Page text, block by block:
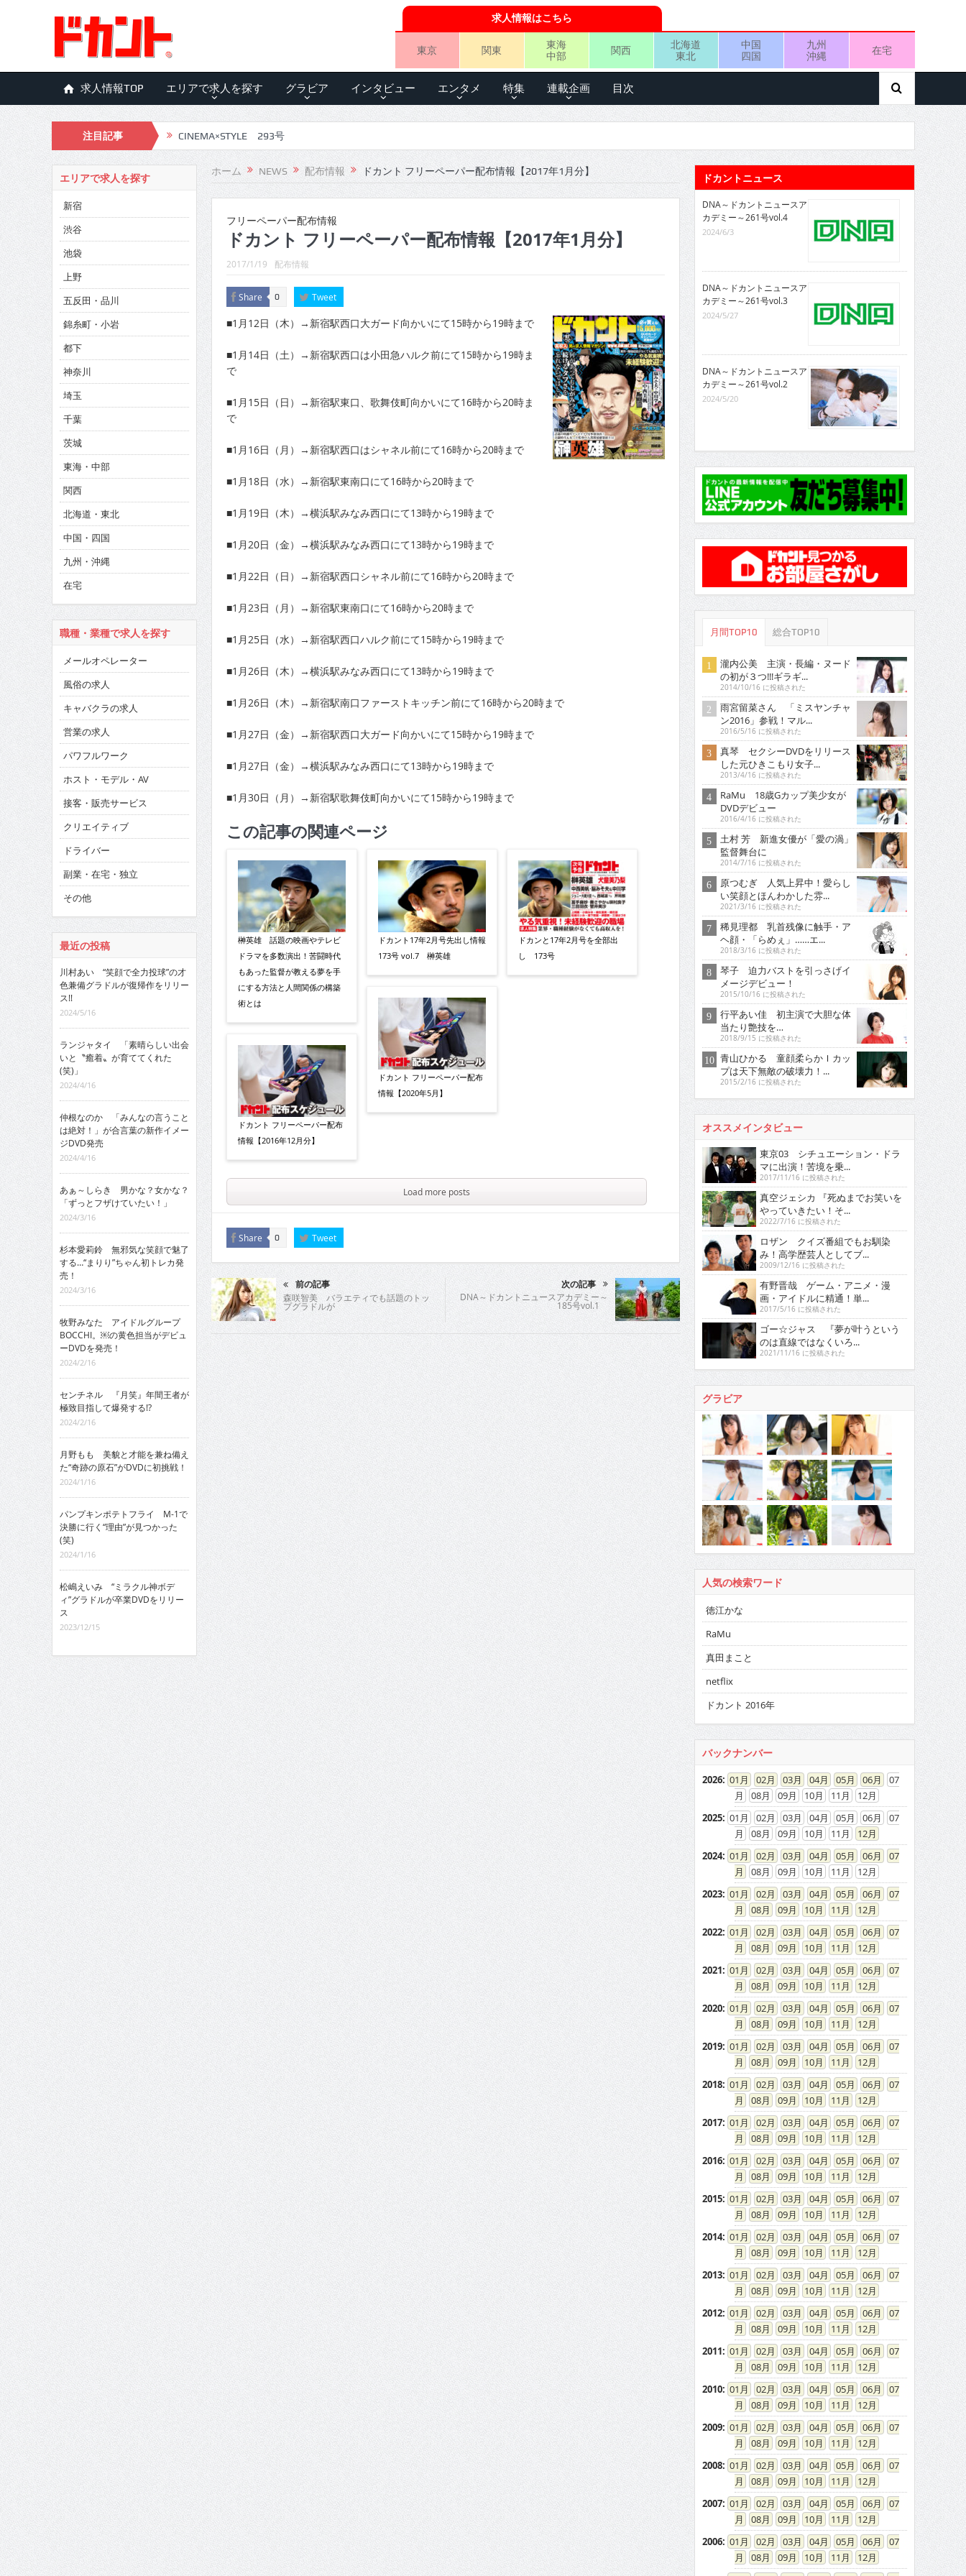
求人情報はこちら
東京 関東
東海
中部
関西
北海道
東北
中国
四国
九州
沖縄
在宅
求人情報TOP エリアで求人を探す グラビア インタビュー エンタメ 特集 連載企画 目次
注目記事 CINEMA×STYLE 293号
CINEMA×STYLE 292号
CINEMA×STYLE 291号
CINEMA×STYLE 290号
CINEMA×STYLE 289号
CINEMA×STYLE 288号
CINEMA×STYLE 287号
CINEMA×STYLE 286号
CINEMA×STYLE 285号
CINEMA×STYLE 294号
ホーム NEWS 配布情報 ドカント フリーペーパー配布情報【2017年1月分】
フリーペーパー配布情報
ドカント フリーペーパー配布情報【2017年1月分】
2017/1/19 配布情報
Share 0 Tweet
■1月12日（木）→新宿駅西口大ガード向かいにて15時から19時まで
■1月14日（土）→新宿駅西口は小田急ハルク前にて15時から19時ま
で
■1月15日（日）→新宿駅東口、歌舞伎町向かいにて16時から20時ま
で
■1月16日（月）→新宿駅西口はシャネル前にて16時から20時まで
■1月18日（水）→新宿駅東南口にて16時から20時まで
■1月19日（木）→横浜駅みなみ西口にて13時から19時まで
■1月20日（金）→横浜駅みなみ西口にて13時から19時まで
■1月22日（日）→新宿駅西口シャネル前にて16時から20時まで
■1月23日（月）→新宿駅東南口にて16時から20時まで
■1月25日（水）→新宿駅西口ハルク前にて15時から19時まで
■1月26日（木）→横浜駅みなみ西口にて13時から19時まで
■1月26日（木）→新宿駅南口ファーストキッチン前にて16時から20時まで
■1月27日（金）→新宿駅西口大ガード向かいにて15時から19時まで
■1月27日（金）→横浜駅みなみ西口にて13時から19時まで
■1月30日（月）→新宿駅歌舞伎町向かいにて15時から19時まで
この記事の関連ページ
榊英雄 話題の映画やテレビ
ドラマを多数演出！苦闘時代
もあった監督が教える夢を手
にする方法と人間関係の構築
術とは
ドカント フリーペーパー配布
情報【2016年12月分】
ドカント17年2月号先出し情報
173号 vol.7 榊英雄
ドカント フリーペーパー配布
情報【2020年5月】
ドカンと17年2月号を全部出
し 173号
Load more posts
Share 0 Tweet
前の記事
森咲智美 バラエティでも話題のトッ
プグラドルが
次の記事
DNA～ドカントニュースアカデミー～
185号vol.1
エリアで求人を探す
新宿
渋谷
池袋
上野
五反田・品川
錦糸町・小岩
都下
神奈川
埼玉
千葉
茨城
東海・中部
関西
北海道・東北
中国・四国
九州・沖縄
在宅
職種・業種で求人を探す
メールオペレーター
風俗の求人
キャバクラの求人
営業の求人
パワフルワーク
ホスト・モデル・AV
接客・販売サービス
クリエイティブ
ドライバー
副業・在宅・独立
その他
最近の投稿
川村あい “笑顔で全力投球”の才
色兼備グラドルが復帰作をリリー
ス!!
2024/5/16
ランジャタイ 「素晴らしい出会
いと〝癒着〟が育ててくれた
(笑)」
2024/4/16
仲根なのか 「みんなの言うこと
は絶対！」が合言葉の新作イメー
ジDVD発売
2024/4/16
あぁ～しらき 男かな？女かな？
「ずっとフザけていたい！」
2024/3/16
杉本愛莉鈴 無邪気な笑顔で魅了
する…“まりり”ちゃん初トレカ発
売！
2024/3/16
牧野みなた アイドルグループ
BOCCHI。￼の黄色担当がデビュ
ーDVDを発売！
2024/2/16
センチネル 『月笑』年間王者が
極致目指して爆発する!?
2024/2/16
月野もも 美貌と才能を兼ね備え
た“奇跡の原石”がDVDに初挑戦！
2024/1/16
パンプキンポテトフライ M-1で
決勝に行く“理由”が見つかった
(笑)
2024/1/16
松嶋えいみ “ミラクル神ボデ
ィ”グラドルが卒業DVDをリリー
ス
2023/12/15
ドカントニュース
DNA～ドカントニュースア
カデミー～261号vol.4
2024/6/3
DNA～ドカントニュースア
カデミー～261号vol.3
2024/5/27
DNA～ドカントニュースア
カデミー～261号vol.2
2024/5/20
月間TOP10 総合TOP10
瀧内公美 主演・長編・ヌード
の初が３つ!!!ギラギ...
2014/10/16 に投稿された
雨宮留菜さん 「ミスヤンチャ
ン2016」参戦！マル...
2016/5/16 に投稿された
真琴 セクシーDVDをリリース
した元ひきこもり女子...
2013/4/16 に投稿された
RaMu 18歳Gカップ美少女が
DVDデビュー
2016/4/16 に投稿された
土村 芳 新進女優が「愛の渦」
監督舞台に
2014/7/16 に投稿された
原つむぎ 人気上昇中！愛らし
い笑顔とほんわかした雰...
2021/3/16 に投稿された
稀見理都 乳首残像に触手・ア
ヘ顔・「らめぇ」……エ...
2018/3/16 に投稿された
琴子 迫力バストを引っさげイ
メージデビュー！
2015/10/16 に投稿された
行平あい佳 初主演で大胆な体
当たり艶技を…
2018/9/15 に投稿された
青山ひかる 童顔柔らかＩカッ
プは天下無敵の破壊力！...
2015/2/16 に投稿された
オススメインタビュー
東京03 シチュエーション・ドラ
マに出演！苦境を乗...
2017/11/16 に投稿された
真空ジェシカ 『死ぬまでお笑いを
やっていきたい！そ...
2022/7/16 に投稿された
ロザン クイズ番組でもお馴染
み！高学歴芸人としてブ...
2009/12/16 に投稿された
有野晋哉 ゲーム・アニメ・漫
画・アイドルに精通！単...
2017/5/16 に投稿された
ゴー☆ジャス 『夢が叶うという
のは直線ではなくいろ...
2021/11/16 に投稿された
グラビア
人気の検索ワード
徳江かな
RaMu
真田まこと
netflix
ドカント 2016年
バックナンバー
2026: 01 02 03 04 05 06
07
08
09 10 11
12
2025: 01 02 03 04 05 06
07
08
09 10 11
12
2024: 01 02 03 04 05 06
07
08
09 10 11
12
2023: 01 02 03 04 05 06
07
08
09 10 11
12
2022: 01 02 03 04 05 06
07
08
09 10 11
12
2021: 01 02 03 04 05 06
07
08
09 10 11
12
2020: 01 02 03 04 05 06
07
08
09 10 11
12
2019: 01 02 03 04 05 06
07
08
09 10 11
12
2018: 01 02 03 04 05 06
07
08
09 10 11
12
2017: 01 02 03 04 05 06
07
08
09 10 11
12
2016: 01 02 03 04 05 06
07
08
09 10 11
12
2015: 01 02 03 04 05 06
07
08
09 10 11
12
2014: 01 02 03 04 05 06
07
08
09 10 11
12
2013: 01 02 03 04 05 06
07
08
09 10 11
12
2012: 01 02 03 04 05 06
07
08
09 10 11
12
2011: 01 02 03 04 05 06
07
08
09 10 11
12
2010: 01 02 03 04 05 06
07
08
09 10 11
12
2009: 01 02 03 04 05 06
07
08
09 10 11
12
2008: 01 02 03 04 05 06
07
08
09 10 11
12
2007: 01 02 03 04 05 06
07
08
09 10 11
12
2006: 01 02 03 04 05 06
07
08
09 10 11
12